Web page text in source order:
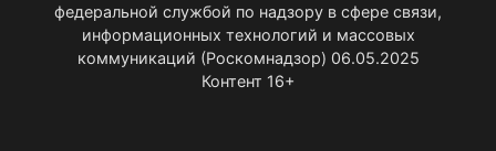
федеральной службой по надзору в сфере связи,
информационных технологий и массовых
коммуникаций (Роскомнадзор) 06.05.2025
Контент 16+